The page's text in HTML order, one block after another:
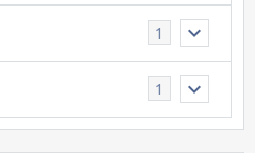
1
1